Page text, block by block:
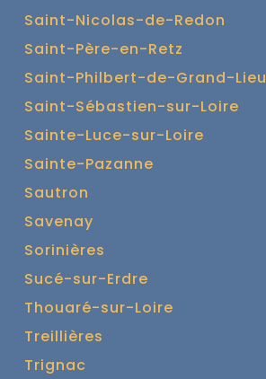
Saint-Nicolas-de-Redon
Saint-Père-en-Retz
Saint-Philbert-de-Grand-Lieu
Saint-Sébastien-sur-Loire
Sainte-Luce-sur-Loire
Sainte-Pazanne
Sautron
Savenay
Sorinières
Sucé-sur-Erdre
Thouaré-sur-Loire
Treillières
Trignac